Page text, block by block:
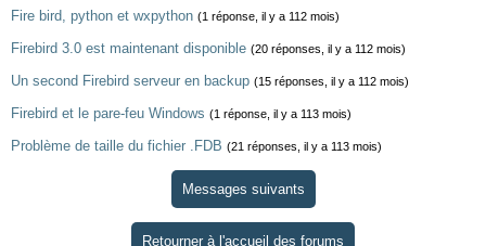
Fire bird, python et wxpython (1 réponse, il y a 112 mois)
Firebird 3.0 est maintenant disponible (20 réponses, il y a 112 mois)
Un second Firebird serveur en backup (15 réponses, il y a 112 mois)
Firebird et le pare-feu Windows (1 réponse, il y a 113 mois)
Problème de taille du fichier .FDB (21 réponses, il y a 113 mois)
Messages suivants
Retourner à l'accueil des forums